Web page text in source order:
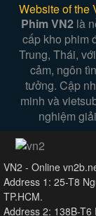
Website of the
Phim VN2 là
cấp kho phim
Trung, Thái,
cảm, ngôn
tưởng. Cập
minh và
nghiệm
VN2 - Online
Address 1: 25-T8
TP.HCM.
Address 2: 138B-